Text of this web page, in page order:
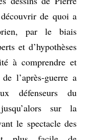
de quoi a
par le biais
et d’hypothèses
à comprendre et
l’après-guerre a
défenseurs du
sur la
le spectacle des